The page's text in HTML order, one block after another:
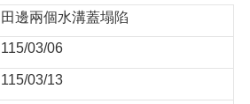
田邊兩個水溝蓋塌陷
115/03/06
115/03/13